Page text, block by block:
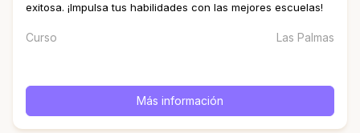
exitosa. ¡Impulsa tus habilidades con las mejores escuelas!
Curso Las Palmas
Más información